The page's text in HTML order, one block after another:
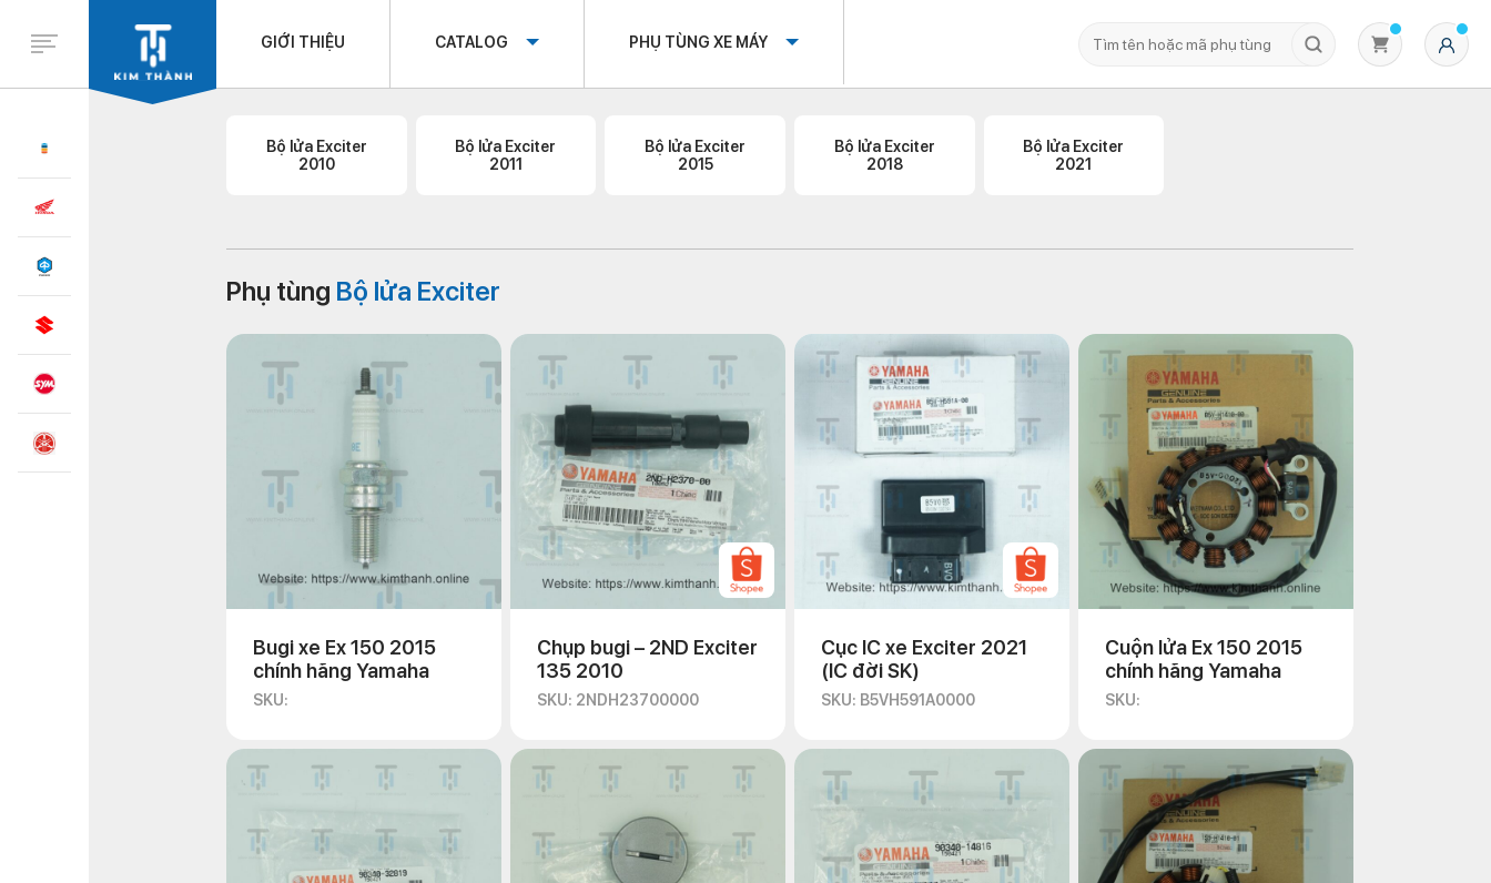
GIỚI THIỆU CATALOG PHỤ TÙNG XE MÁY
Bộ lửa Exciter
2010
Bộ lửa Exciter
2011
Bộ lửa Exciter
2015
Bộ lửa Exciter
2018
Bộ lửa Exciter
2021
Phụ tùng Bộ lửa Exciter
Bugi xe Ex 150 2015
chính hãng Yamaha
SKU:
Chụp bugi – 2ND Exciter
135 2010
SKU: 2NDH23700000
Cục IC xe Exciter 2021
(IC đời SK)
SKU: B5VH591A0000
Cuộn lửa Ex 150 2015
chính hãng Yamaha
SKU: